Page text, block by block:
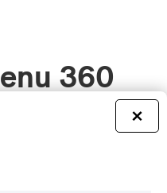
360
DE CONCERT
×